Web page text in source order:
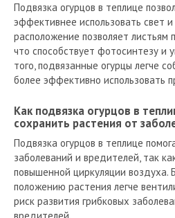
Подвязка огурцов в теплице
эффективнее использовать свет
расположение позволяет листьям
что способствует фотосинтезу и
того, подвязанные огурцы легче
более эффективно использовать
Как подвязка огурцов в
сохранить растения от
Подвязка огурцов в теплице
заболеваний и вредителей, так
повышенной циркуляции воздуха.
положению растения легче
риск развития грибковых
вредителей.